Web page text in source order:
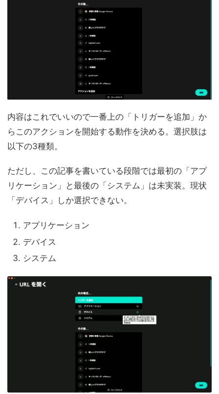
内容はこれでいいので一番上の「トリガーを追加」か
らこのアクションを開始する動作を決める。選択肢は
以下の3種類。
ただし、この記事を書いている段階では最初の「アプ
リケーション」と最後の「システム」は未実装。現状
「デバイス」しか選択できない。
アプリケーション
デバイス
システム